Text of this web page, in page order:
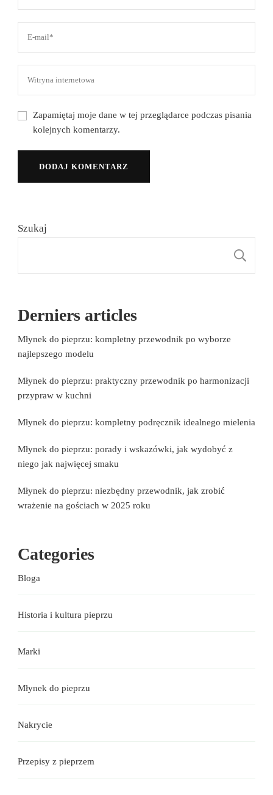
Zapamiętaj moje dane w tej przeglądarce podczas pisania
kolejnych komentarzy.
Szukaj
Derniers articles
Młynek do pieprzu: kompletny przewodnik po wyborze
najlepszego modelu
Młynek do pieprzu: praktyczny przewodnik po harmonizacji
przypraw w kuchni
Młynek do pieprzu: kompletny podręcznik idealnego mielenia
Młynek do pieprzu: porady i wskazówki, jak wydobyć z
niego jak najwięcej smaku
Młynek do pieprzu: niezbędny przewodnik, jak zrobić
wrażenie na gościach w 2025 roku
Categories
Bloga
Historia i kultura pieprzu
Marki
Młynek do pieprzu
Nakrycie
Przepisy z pieprzem